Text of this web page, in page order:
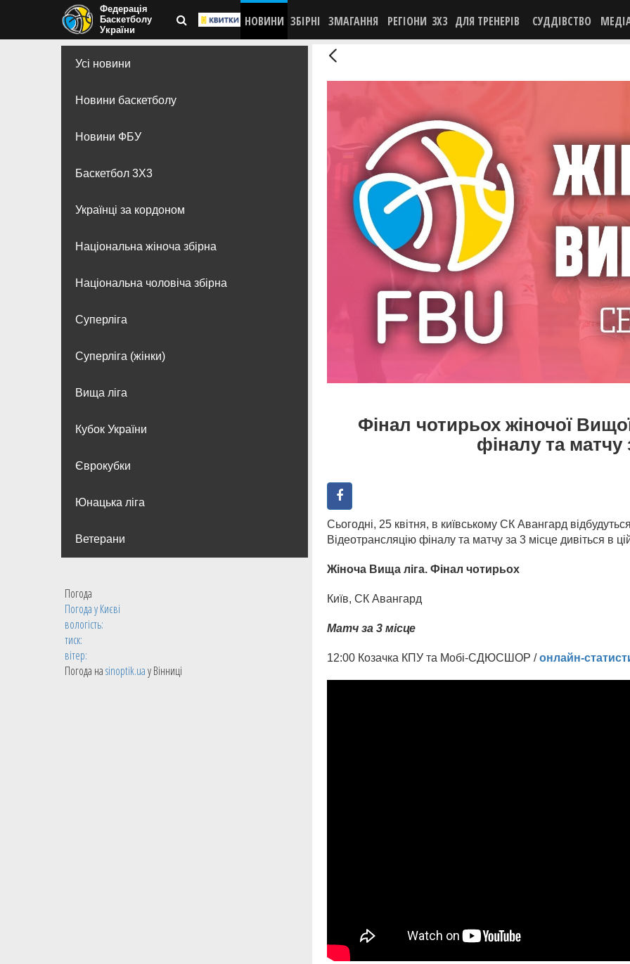
Федерація
Баскетболу
України
НОВИНИ ЗБІРНІ ЗМАГАННЯ РЕГІОНИ 3X3 ДЛЯ ТРЕНЕРІВ СУДДІВСТВО
Усі новини
Новини баскетболу
Новини ФБУ
Баскетбол 3Х3
Українці за кордоном
Національна жіноча збірна
Національна чоловіча збірна
Суперліга
Суперліга (жінки)
Вища лiга
Кубок України
Єврокубки
Юнацька ліга
Ветерани
Погода
Погода уКиєві
вологість:
тиск:
вітер:
Погода наsinoptik.uaу Вінниці
Фінал чотирьох жіночої
фіналу та матчу
Сьогодні, 25 квітня, в київському СК Авангард
Відеотрансляцію фіналу та матчу за 3 місце дивіться в
Жіноча Вища ліга. Фінал чотирьох
Київ, СК Авангард
Матч за 3 місце
12:00 Козачка КПУ та Мобі-СДЮСШОР /онлайн-